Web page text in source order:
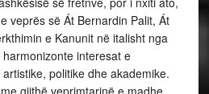
veprës së Át Bernardin Palit, Át
e Kanunit në italisht nga
interesat e
politike dhe akademike.
gjithë veprimtarinë e madhe